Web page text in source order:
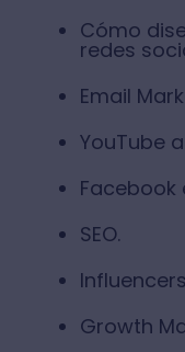
Cómo
redes
Email
YouTube
Facebook
SEO.
Growth